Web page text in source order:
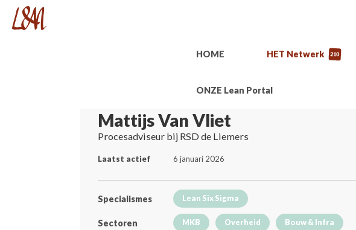
HOME HET Netwerk 210
ONZE Lean Portal
Mattijs Van Vliet
Procesadviseur bij RSD de Liemers
Laatst actief 6 januari 2026
Specialismes Lean Six Sigma
Sectoren MKB Overheid Bouw & Infra